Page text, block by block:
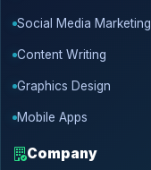
Social Media Marketing
Content Writing
Graphics Design
Mobile Apps
Company